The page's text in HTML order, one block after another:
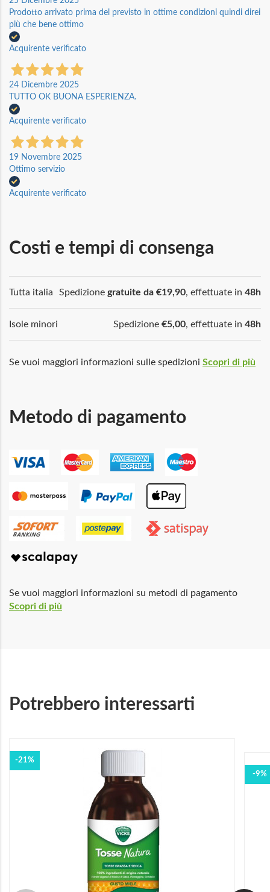
Prodotto arrivato prima del previsto in ottime condizioni quindi direi
più che bene ottimo
Acquirente verificato
24 Dicembre 2025
TUTTO OK BUONA ESPERIENZA.
Acquirente verificato
19 Novembre 2025
Ottimo servizio
Acquirente verificato
Costi e tempi di consenga
Tutta italia Spedizione gratuite da €19,90, effettuate in 48h
Isole minori Spedizione €5,00, effettuate in 48h
Se vuoi maggiori informazioni sulle spedizioni Scopri di più
Metodo di pagamento
Se vuoi maggiori informazioni su metodi di pagamento
Scopri di più
Potrebbero interessarti
-21%
-9%